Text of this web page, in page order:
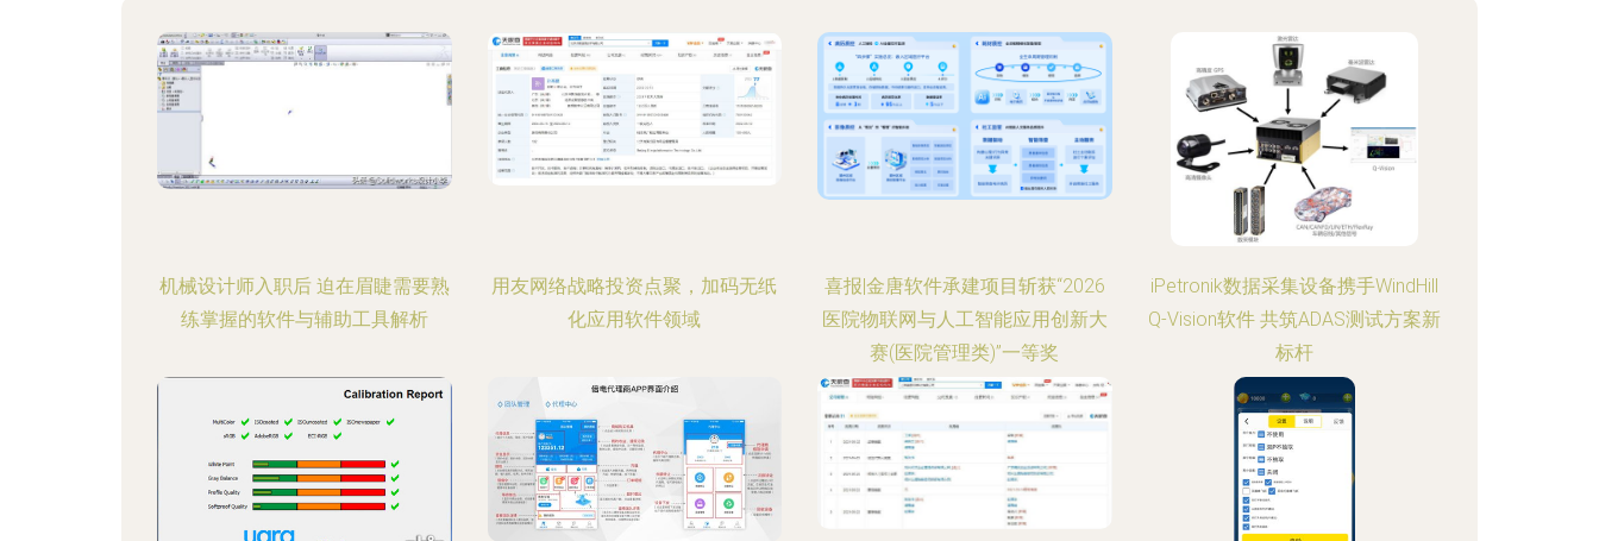
机械设计师入职后 迫在眉睫需要熟
练掌握的软件与辅助工具解析
用友网络战略投资点聚，加码无纸
化应用软件领域
喜报|金唐软件承建项目斩获“2026
医院物联网与人工智能应用创新大
赛(医院管理类)”一等奖
iPetronik数据采集设备携手WindHill
Q-Vision软件 共筑ADAS测试方案新
标杆